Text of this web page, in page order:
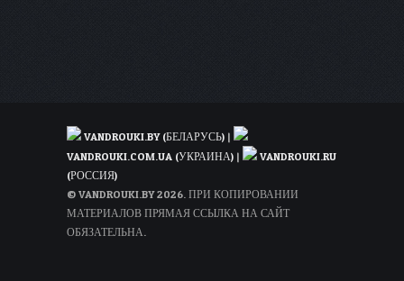
VANDROUKI.BY (БЕЛАРУСЬ) |
VANDROUKI.COM.UA (УКРАИНА) |
VANDROUKI.RU
(РОССИЯ)
© VANDROUKI.BY 2026. ПРИ КОПИРОВАНИИ
МАТЕРИАЛОВ ПРЯМАЯ ССЫЛКА НА САЙТ
ОБЯЗАТЕЛЬНА.